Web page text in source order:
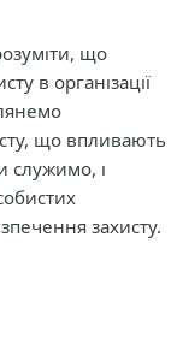
що
в організації
що впливають
служимо, і
захисту.